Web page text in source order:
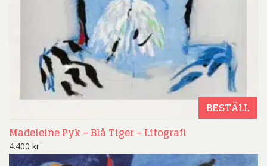
BESTÄLL
Madeleine Pyk – Blå Tiger – Litografi
4.400 kr